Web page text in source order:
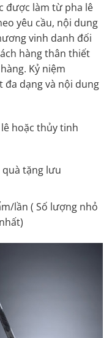
được làm từ pha lê
yêu cầu, nội dung
vinh danh đối
hàng thân thiết
Kỷ niệm
dạng và nội dung
hoặc thủy tinh
quà tặng lưu
lần ( Số lượng nhỏ